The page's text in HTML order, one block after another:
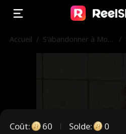
Accueil / S'abandonner à Mon
/
Coût: 60 Solde: 0